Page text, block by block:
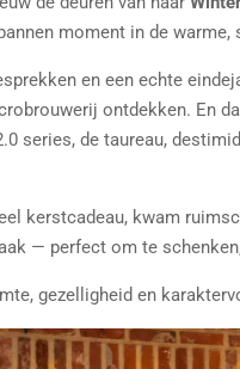
moment in de
en een echte
ontdekken. En
series, de taureau,
kerstcadeau, kwam
— perfect om te
gezelligheid en